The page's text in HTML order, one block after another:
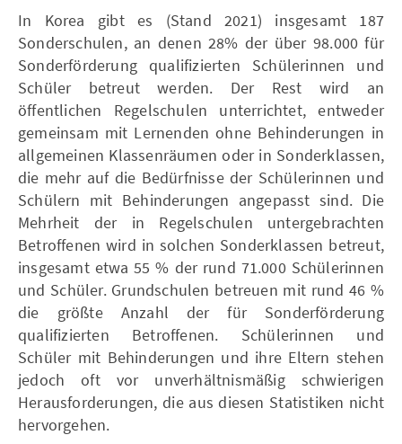
In Korea gibt es (Stand 2021) insgesamt 187
Sonderschulen, an denen 28% der über 98.000 für
Sonderförderung qualifizierten Schülerinnen und
Schüler betreut werden. Der Rest wird an
öffentlichen Regelschulen unterrichtet, entweder
gemeinsam mit Lernenden ohne Behinderungen in
allgemeinen Klassenräumen oder in Sonderklassen,
die mehr auf die Bedürfnisse der Schülerinnen und
Schülern mit Behinderungen angepasst sind. Die
Mehrheit der in Regelschulen untergebrachten
Betroffenen wird in solchen Sonderklassen betreut,
insgesamt etwa 55 % der rund 71.000 Schülerinnen
und Schüler. Grundschulen betreuen mit rund 46 %
die größte Anzahl der für Sonderförderung
qualifizierten Betroffenen. Schülerinnen und
Schüler mit Behinderungen und ihre Eltern stehen
jedoch oft vor unverhältnismäßig schwierigen
Herausforderungen, die aus diesen Statistiken nicht
hervorgehen.